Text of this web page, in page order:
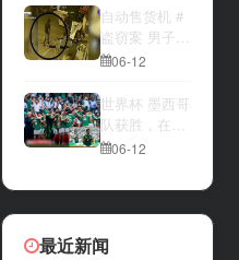
量 究竟胜利的
天平会倾向哪
一方，是加拿
大借助主场优
势笑到最后，
还是波黑上演
逆袭好戏？让
我们拭目以
自动售货机 #
盗窃案 男子深
夜撬开自动售
索硬币被一扫
而空
06-12
世界杯 墨西哥
队获胜，在首
场比赛中击败
06-12
最近新闻